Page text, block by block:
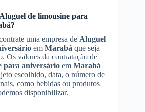
Aluguel de limousine para
?
uma empresa de Aluguel
em Marabá que seja
Os valores da contratação de
para aniversário em Marabá
escolhido, data, o número de
como bebidas ou produtos
disponibilizar.